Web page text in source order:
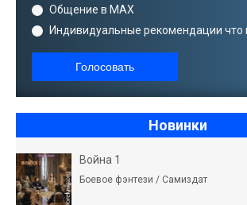
Общение в MAX
Индивидуальные рекомендации что
Голосовать
Новинки
Война 1
Боевое фэнтези / Самиздат